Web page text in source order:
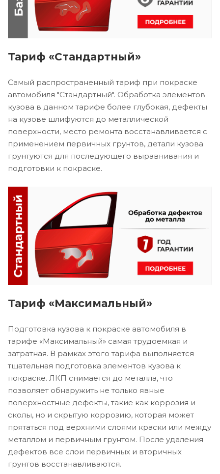
Тариф «Стандартный»
Самый распространенный тариф при покраске
автомобиля "Стандартный". Обработка элементов
кузова в данном тарифе более глубокая, дефекты
на кузове шлифуются до металлической
поверхности, место ремонта восстанавливается с
применением первичных грунтов, детали кузова
грунтуются для последующего выравнивания и
подготовки к покраске.
Тариф «Максимальный»
Подготовка кузова к покраске автомобиля в
тарифе «Максимальный» самая трудоемкая и
затратная. В рамках этого тарифа выполняется
тщательная подготовка элементов кузова к
покраске. ЛКП снимается до металла, что
позволяет обнаружить не только явные
поверхностные дефекты, такие как коррозия и
сколы, но и скрытую коррозию, которая может
прятаться под верхними слоями краски или между
металлом и первичным грунтом. После удаления
дефектов все слои первичных и вторичных
грунтов восстанавливаются.